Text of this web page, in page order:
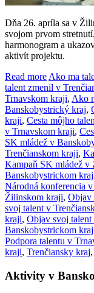
Dňa 26. apríla sa v
svojom prvom
harmonogram a
aktivít projektu.
Read more Ako ma
talent zmenil v
Trnavskom kraji, Ako
Banskobystrický kraj,
kraji, Cesta môjho
v Trnavskom kraji,
SK mládež v
Trenčianskom kraji,
Kampaň SK mládež v
Banskobystrickom
Národná konferencia
Žilinskom kraji, Objav
svoj talent v
kraji, Objav svoj
Banskobystrickom
Podpora talentu v
kraji, Trenčiansky kraj,
Aktivity v